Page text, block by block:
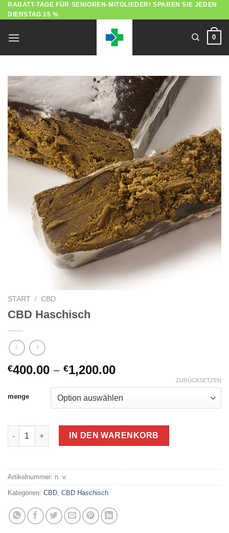
Zum
Inhalt
RABATT-TAGE FÜR SENIOREN-MITGLIEDER! SPAREN SIE JEDEN
DIENSTAG 15 %
0
START / CBD
CBD Haschisch
€400.00 – €1,200.00Preisspanne:
bis
€1,200.00
menge
ZURÜCKSETZEN
CBD Haschisch Menge
IN DEN WARENKORB
Artikelnummer: n. v.
Kategorien: CBD, CBD Haschisch